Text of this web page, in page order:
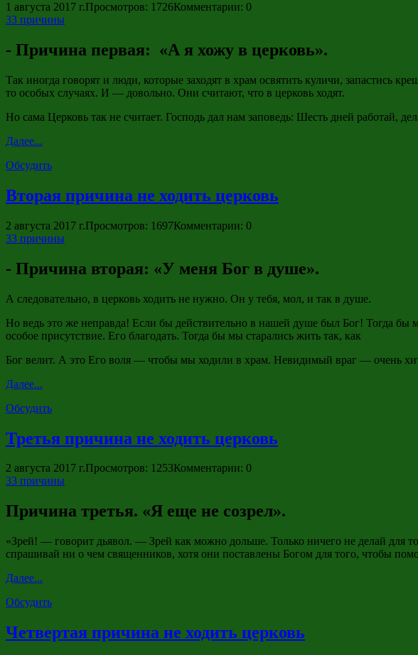
1 августа 2017 г.Просмотров: 1726Комментарии: 0
33 причины
- Причина первая: «А я хожу в церковь».
Так иногда говорят и люди, которые заходят в храм освятить куличи, запастись
то особых случаях. И — довольно. Они считают, что в церковь ходят.
Но сама Церковь так не считает. Господь дал нам заповедь: Шесть дней работай,
Далее...
Обсудить
Вторая причина не ходить церковь
2 августа 2017 г.Просмотров: 1697Комментарии: 0
33 причины
- Причина вторая: «У меня Бог в душе».
А следовательно, в церковь ходить не нужно. Он у тебя, мол, и так в душе.
Но ведь это же неправда! Если бы действительно в нашей душе был Бог! Тогда бы
особое присутствие. Его благодать. Тогда бы мы старались жить так, как
Бог велит. А это Его воля — чтобы мы ходили в храм. Невидимый враг — очень
Далее...
Обсудить
Третья причина не ходить церковь
2 августа 2017 г.Просмотров: 1253Комментарии: 0
33 причины
Причина третья. «Я еще не созрел».
«Зрей! — говорит дьявол. — Зрей как можно дольше. Только ничего не делай для
спрашивай ни о чем священников, хотя они поставлены Богом для того, чтобы
Далее...
Обсудить
Четвертая причина не ходить церковь